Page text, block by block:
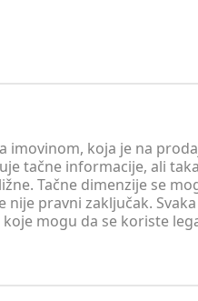
imovinom, koja je na
tačne informacije, ali
Tačne dimenzije se
nije pravni zaključak.
mogu da se koriste